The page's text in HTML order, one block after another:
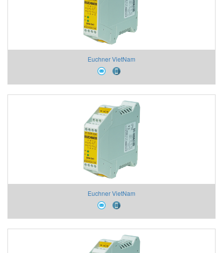
Euchner VietNam
Euchner VietNam